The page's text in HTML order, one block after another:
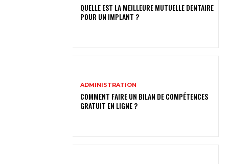
QUELLE EST LA MEILLEURE MUTUELLE DENTAIRE
POUR UN IMPLANT ?
ADMINISTRATION
COMMENT FAIRE UN BILAN DE COMPÉTENCES
GRATUIT EN LIGNE ?